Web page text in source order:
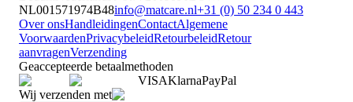
NL001571974B48info@matcare.nl+31 (0) 50 234 0 443
Over onsHandleidingenContactAlgemene
VoorwaardenPrivacybeleidRetourbeleidRetour
aanvragenVerzending
Geaccepteerde betaalmethoden
VISAKlarnaPayPal
Wij verzenden met